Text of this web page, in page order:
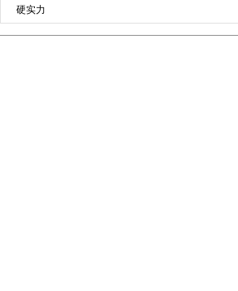
硬实力